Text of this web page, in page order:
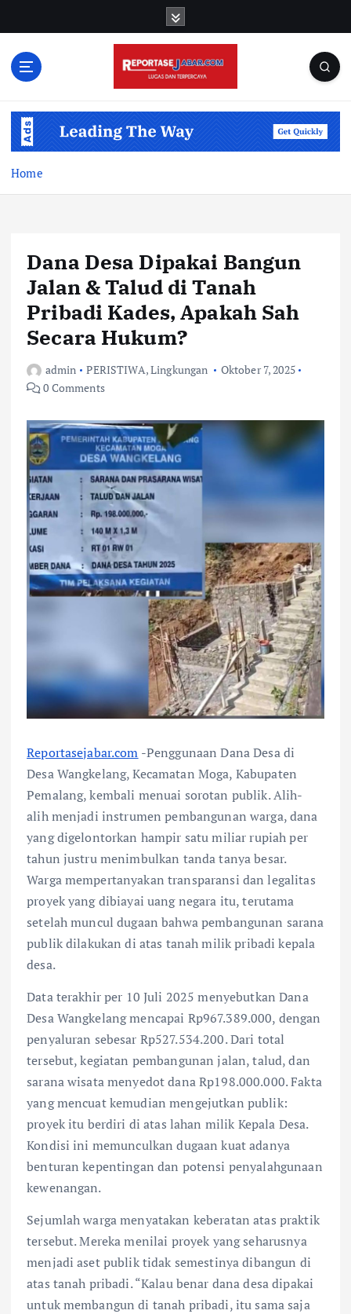
Home
Dana Desa Dipakai Bangun
Jalan & Talud di Tanah
Pribadi Kades, Apakah Sah
Secara Hukum?
admin PERISTIWA,Lingkungan
Oktober 7, 2025
0 Comments
Reportasejabar.com -Penggunaan Dana Desa di
Desa Wangkelang, Kecamatan Moga, Kabupaten
Pemalang, kembali menuai sorotan publik. Alih-
alih menjadi instrumen pembangunan warga, dana
yang digelontorkan hampir satu miliar rupiah per
tahun justru menimbulkan tanda tanya besar.
Warga mempertanyakan transparansi dan legalitas
proyek yang dibiayai uang negara itu, terutama
setelah muncul dugaan bahwa pembangunan sarana
publik dilakukan di atas tanah milik pribadi kepala
desa.
Data terakhir per 10 Juli 2025 menyebutkan Dana
Desa Wangkelang mencapai Rp967.389.000, dengan
penyaluran sebesar Rp527.534.200. Dari total
tersebut, kegiatan pembangunan jalan, talud, dan
sarana wisata menyedot dana Rp198.000.000. Fakta
yang mencuat kemudian mengejutkan publik:
proyek itu berdiri di atas lahan milik Kepala Desa.
Kondisi ini memunculkan dugaan kuat adanya
benturan kepentingan dan potensi penyalahgunaan
kewenangan.
Sejumlah warga menyatakan keberatan atas praktik
tersebut. Mereka menilai proyek yang seharusnya
menjadi aset publik tidak semestinya dibangun di
atas tanah pribadi. “Kalau benar dana desa dipakai
untuk membangun di tanah pribadi, itu sama saja